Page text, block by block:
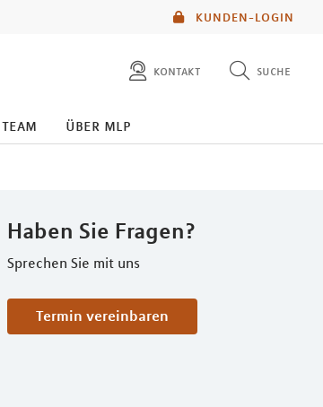
KUNDEN-LOGIN
kontakt suche
diese website durchsuchen
team über mlp
Haben Sie Fragen?
Sprechen Sie mit uns
Termin vereinbaren